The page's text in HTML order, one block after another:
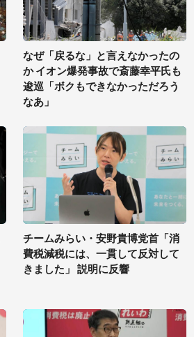
なぜ「戻るな」と言えなかったの
か イオン爆発事故で斎藤幸平氏も
逡巡「ボクもできなかっただろう
なあ」
チームみらい・安野貴博党首「消
費税減税には、一貫して反対して
きました」 説明に反響